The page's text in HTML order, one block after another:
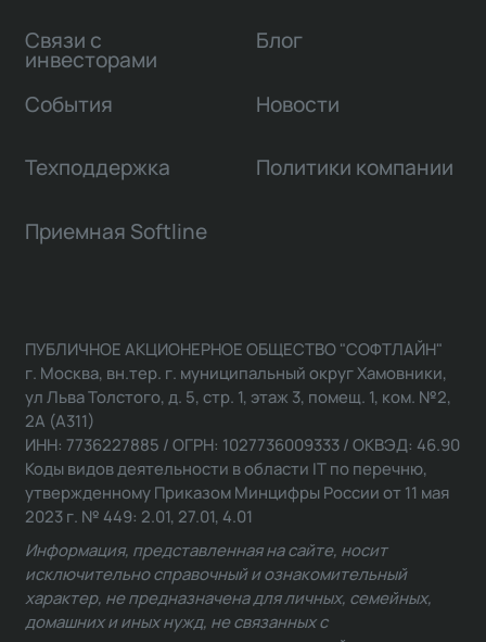
Связи с
инвесторами
Блог
События Новости
Техподдержка Политики компании
Приемная Softline
ПУБЛИЧНОЕ АКЦИОНЕРНОЕ ОБЩЕСТВО "СОФТЛАЙН"
г. Москва, вн.тер. г. муниципальный округ Хамовники,
ул Льва Толстого, д. 5, стр. 1, этаж 3, помещ. 1, ком. №2,
2А (А311)
ИНН: 7736227885 / ОГРН: 1027736009333 / ОКВЭД: 46.90
Коды видов деятельности в области IT по перечню,
утвержденному Приказом Минцифры России от 11 мая
2023 г. № 449: 2.01, 27.01, 4.01
Информация, представленная на сайте, носит
исключительно справочный и ознакомительный
характер, не предназначена для личных, семейных,
домашних и иных нужд, не связанных с